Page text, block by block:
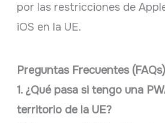
por las restricciones de
iOS en la UE.
Preguntas Frecuentes (FAQs)
1. ¿Qué pasa si tengo una
territorio de la UE?